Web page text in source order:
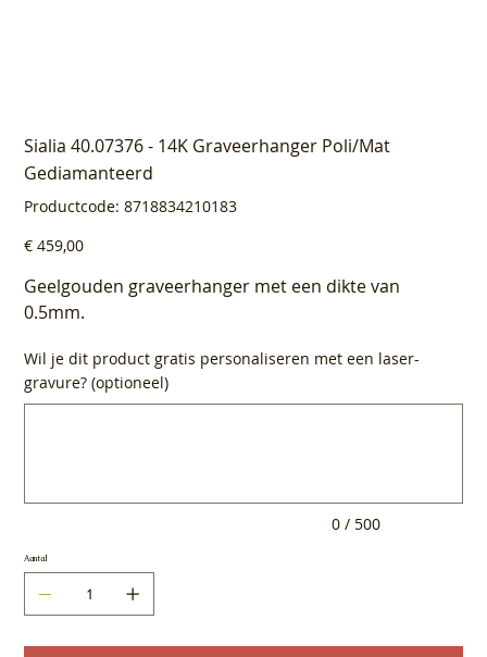
Sialia 40.07376 - 14K Graveerhanger Poli/Mat
Gediamanteerd
Productcode: Productcode
8718834210183
8718834210183
Prijs
€ 459,00
Geelgouden graveerhanger met een dikte van
0.5mm.
Wil je dit product gratis personaliseren met een laser-
gravure? (optioneel)
0 / 500
Aantal